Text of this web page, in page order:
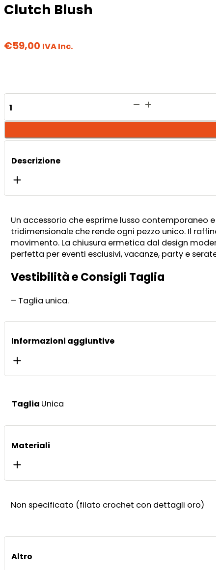
Clutch Blush
€59,00 IVA Inc.
Clutch
Descrizione
Un accessorio che esprime lusso contemporaneo
tridimensionale che rende ogni pezzo unico. Il
movimento. La chiusura ermetica dal design
perfetta per eventi esclusivi, vacanze, party e
Vestibilità e Consigli Taglia
– Taglia unica.
Informazioni aggiuntive
Taglia Unica
Materiali
Non specificato (filato crochet con dettagli oro)
Altro